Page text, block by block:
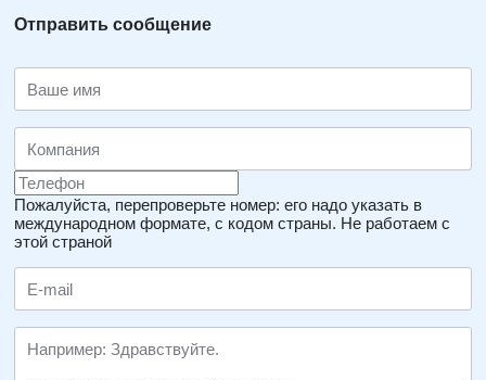
Отправить сообщение
Пожалуйста, перепроверьте номер: его надо указать в
международном формате, с кодом страны. Не работаем с
этой страной